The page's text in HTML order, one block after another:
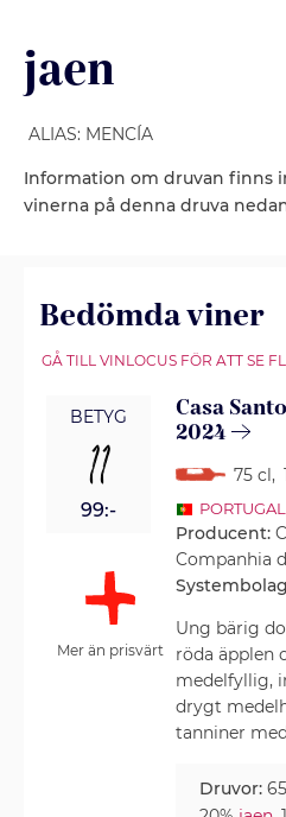
jaen
ALIAS: MENCÍA
Information om druvan finns
vinerna på denna druva
Bedömda viner
GÅ TILL VINLOCUS FÖR ATT SE
BETYG
11
99:-
Mer än prisvärt
Casa
2024
75 cl,
PORTUGAL
Producent:
Companhia
Ung bärig
röda äpplen
medelfyllig,
drygt
tanniner
Druvor: